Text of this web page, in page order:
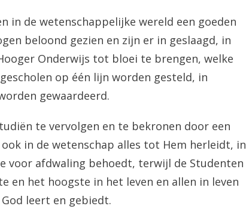
in de wetenschappelijke wereld een goeden
beloond gezien en zijn er in geslaagd, in
Onderwijs tot bloei te brengen, welke
op één lijn worden gesteld, in
gewaardeerd.
te vervolgen en te bekronen door een
in de wetenschap alles tot Hem herleidt, in
voor afdwaling behoedt, terwijl de Studenten
en het hoogste in het leven en allen in leven
leert en gebiedt.